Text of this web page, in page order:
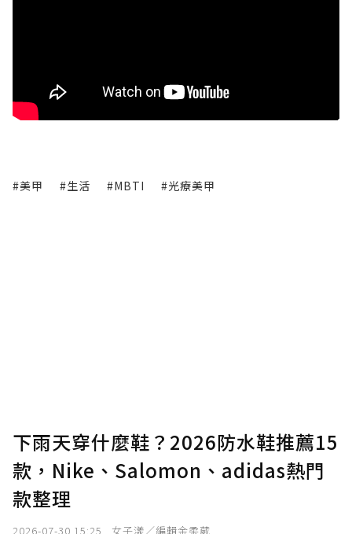
#美甲 #生活 #MBTI #光療美甲
下雨天穿什麼鞋？2026防水鞋推薦15
款，Nike、Salomon、adidas熱門
款整理
2026-07-30 15:25 女子漾／編輯金柔葳